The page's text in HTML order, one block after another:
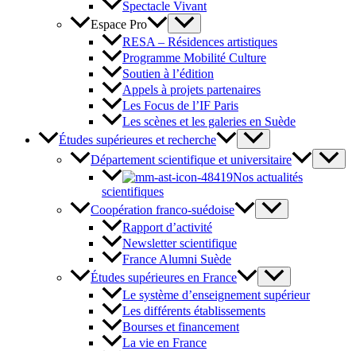
Spectacle Vivant
Espace Pro
RESA – Résidences artistiques
Programme Mobilité Culture
Soutien à l’édition
Appels à projets partenaires
Les Focus de l’IF Paris
Les scènes et les galeries en Suède
Études supérieures et recherche
Département scientifique et universitaire
Nos actualités
scientifiques
Coopération franco-suédoise
Rapport d’activité
Newsletter scientifique
France Alumni Suède
Études supérieures en France
Le système d’enseignement supérieur
Les différents établissements
Bourses et financement
La vie en France